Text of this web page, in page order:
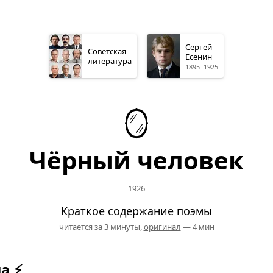
Советская
литература
Сергей
Есенин
1895–1925
🪞
Чёрный человек
1926
Краткое содержание поэмы
читается за 3 минуты,оригинал — 4 мин